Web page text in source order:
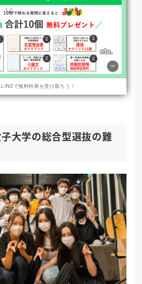
LINEで無料特典を受け取ろう！
大学の総合型選抜の難